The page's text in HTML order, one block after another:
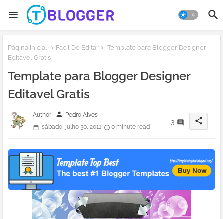
Página inicial Facil De Editar
Template para Blogger Designer
Editavel Gratis
Template para Blogger Designer
Editavel Gratis
Author -person Pedro Alves
sábado, julho 30, 2011
0 minute read
3 share